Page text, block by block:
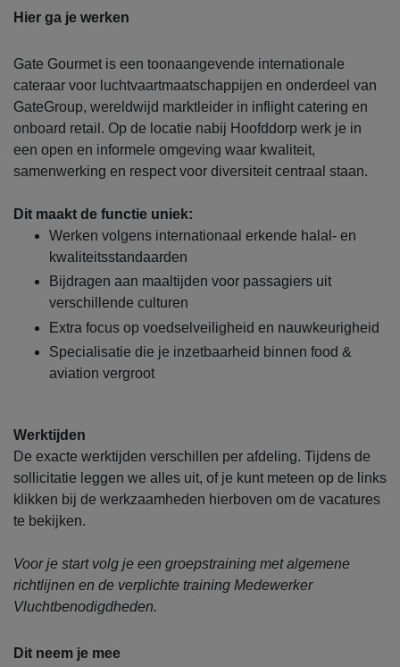
Hier ga je werken
Gate Gourmet is een toonaangevende internationale
cateraar voor luchtvaartmaatschappijen en onderdeel van
GateGroup, wereldwijd marktleider in inflight catering en
onboard retail. Op de locatie nabij Hoofddorp werk je in
een open en informele omgeving waar kwaliteit,
samenwerking en respect voor diversiteit centraal staan.
Dit maakt de functie uniek:
Werken volgens internationaal erkende halal- en
kwaliteitsstandaarden
Bijdragen aan maaltijden voor passagiers uit
verschillende culturen
Extra focus op voedselveiligheid en nauwkeurigheid
Specialisatie die je inzetbaarheid binnen food &
aviation vergroot
Werktijden
De exacte werktijden verschillen per afdeling. Tijdens de
sollicitatie leggen we alles uit, of je kunt meteen op de links
klikken bij de werkzaamheden hierboven om de vacatures
te bekijken.
Voor je start volg je een groepstraining met algemene
richtlijnen en de verplichte training Medewerker
Vluchtbenodigdheden.
Dit neem je mee